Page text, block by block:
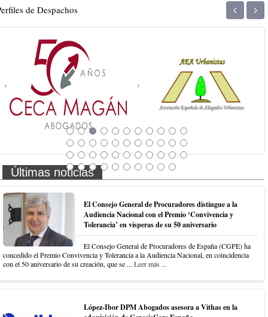
de Despachos ‹ ›
Últimas noticias
El Consejo General de Procuradores distingue a la
Audiencia Nacional con el Premio ‘Convivencia y
Tolerancia’ en vísperas de su 50 aniversario
El Consejo General de Procuradores de España (CGPE) ha
concedido el Premio Convivencia y Tolerancia a la Audiencia Nacional, en coincidencia
con el 50 aniversario de su creación, que se ... Leer más ...
López-Ibor DPM Abogados asesora a Vithas en la